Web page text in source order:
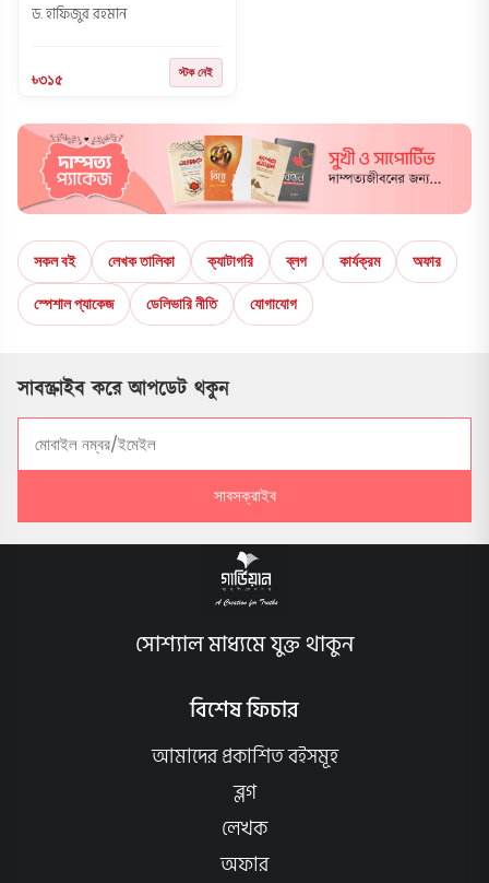
ড. হাফিজুর রহমান
৳৩১৫ স্টক নেই
সকল বই লেখক তালিকা ক্যাটাগরি ব্লগ কার্যক্রম
অফার
স্পেশাল প্যাকেজ
ডেলিভারি নীতি যোগাযোগ
সাবস্ক্রাইব করে আপডেট থকুন
সাবসক্রাইব
সোশ্যাল মাধ্যমে যুক্ত থাকুন
বিশেষ ফিচার
আমাদের প্রকাশিত বইসমূহ
ব্লগ
লেখক
অফার